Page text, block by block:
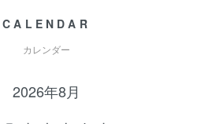
CALENDAR
カレンダー
2026年8月